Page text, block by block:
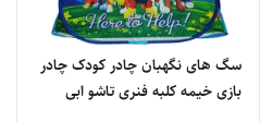
سگ های نگهبان چادر کودک چادر
بازی خیمه کلبه فنری تاشو ابی